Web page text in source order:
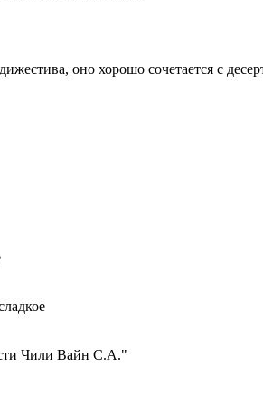
оно хорошо сочетается с
Чили Вайн С.А."